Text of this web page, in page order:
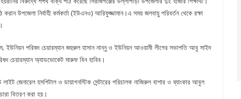
উপজেলা নির্বাহী কর্মকর্তা (ইউএনও) আরিফুজ্জামান।এ সময় জলবায়ু পরিবর্তন থেকে রক্ষা
পরিষদ চেয়ারম্যান জহুরুল হাসান নান্নু ও ইউনিয়ন আওয়ামী লীগের সভাপতি আবু সাইদ
চেয়ারম্যান অ্যাডভোকেট মারুফ বিন হাবিব।
জেনারেল হসপিটাল ও ডায়াগনস্টিক সেন্টারের পরিচালক নাজিরুল বাশার ও ব্যাংকার আবুল
বিতরণ করা হয়।